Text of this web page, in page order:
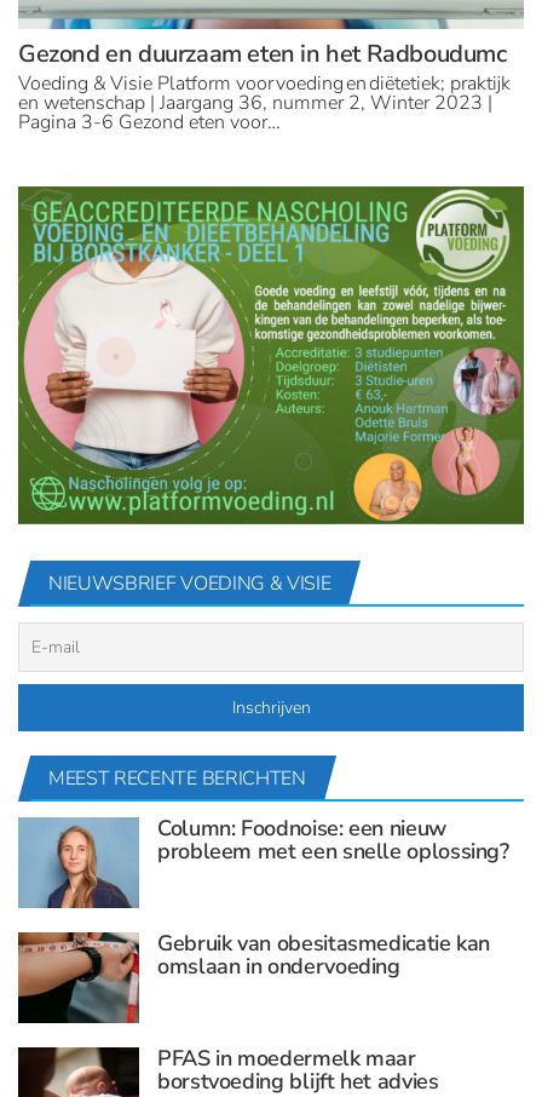
Gezond en duurzaam eten in het Radboudumc
Voeding & Visie Platform voor voeding en diëtetiek; praktijk
en wetenschap | Jaargang 36, nummer 2, Winter 2023 |
Pagina 3-6 Gezond eten voor…
NIEUWSBRIEF VOEDING & VISIE
MEEST RECENTE BERICHTEN
Column: Foodnoise: een nieuw
probleem met een snelle oplossing?
Gebruik van obesitasmedicatie kan
omslaan in ondervoeding
PFAS in moedermelk maar
borstvoeding blijft het advies